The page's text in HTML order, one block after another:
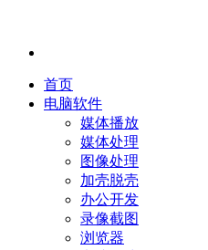
首页
电脑软件
媒体播放
媒体处理
图像处理
加壳脱壳
办公开发
录像截图
浏览器